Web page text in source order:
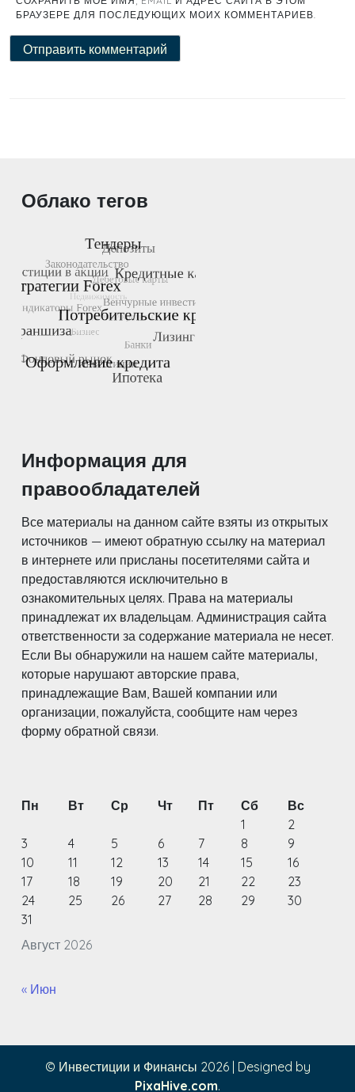
БРАУЗЕРЕ ДЛЯ ПОСЛЕДУЮЩИХ МОИХ КОММЕНТАРИЕВ.
Облако тегов
Информация для
правообладателей
Все материалы на данном сайте взяты из открытых
источников — имеют обратную ссылку на материал
в интернете или присланы посетителями сайта и
предоставляются исключительно в
ознакомительных целях. Права на материалы
принадлежат их владельцам. Администрация сайта
ответственности за содержание материала не несет.
Если Вы обнаружили на нашем сайте материалы,
которые нарушают авторские права,
принадлежащие Вам, Вашей компании или
организации, пожалуйста, сообщите нам через
форму обратной связи.
Август 2026
Пн Вт Ср Чт Пт Сб
Вс
1
2
3
4 5 6 7 8
9
10
11 12 13 14 15
16
17
18 19 20 21 22
23
24
25 26 27 28 29
30
31
« Июн
© Инвестиции и Финансы 2026 | Designed by
PixaHive.com.